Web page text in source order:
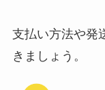
支払い方法や発
きましょう。